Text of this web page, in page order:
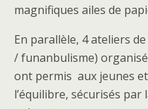
magnifiques ailes de
En parallèle, 4 ateliers
/ funanbulisme)
ont permis aux jeunes et
l’équilibre, sécurisés par